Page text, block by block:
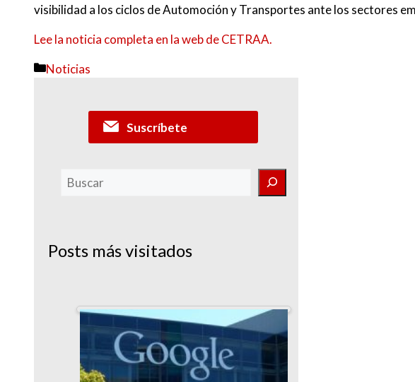
visibilidad a los ciclos de Automoción y Transportes ante los sectores
Lee la noticia completa en la web de CETRAA.
Categorías
Noticias
Suscríbete
Buscar
Posts más visitados